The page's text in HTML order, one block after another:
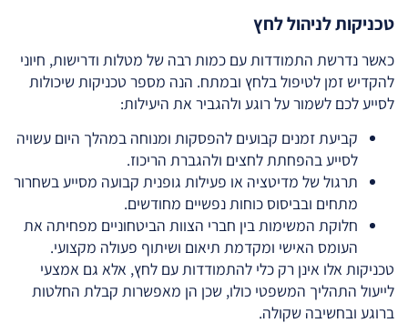
טכניקות לניהול לחץ
כאשר נדרשת התמודדות עם כמות רבה של מטלות ודרישות, חיוני
להקדיש זמן לטיפול בלחץ ובמתח. הנה מספר טכניקות שיכולות
לסייע לכם לשמור על רוגע ולהגביר את היעילות:
קביעת זמנים קבועים להפסקות ומנוחה במהלך היום עשויה
לסייע בהפחתת לחצים ולהגברת הריכוז.
תרגול של מדיטציה או פעילות גופנית קבועה מסייע בשחרור
מתחים ובביסוס כוחות נפשיים מחודשים.
חלוקת המשימות בין חברי הצוות הביטחוניים מפחיתה את
העומס האישי ומקדמת תיאום ושיתוף פעולה מקצועי.
טכניקות אלו אינן רק כלי להתמודדות עם לחץ, אלא גם אמצעי
לייעול התהליך המשפטי כולו, שכן הן מאפשרות קבלת החלטות
ברוגע ובחשיבה שקולה.